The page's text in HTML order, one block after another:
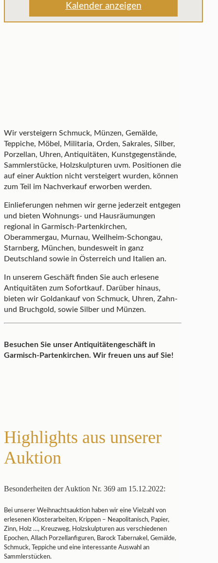
Kalender anzeigen
Wir versteigern Schmuck, Münzen, Gemälde,
Teppiche, Möbel, Militaria, Orden, Sakrales, Silber,
Porzellan, Uhren, Antiquitäten, Kunstgegenstände,
Sammlerstücke, Holzskulpturen uvm. Positionen die
auf einer Auktion nicht versteigert wurden, können
zum Teil im Nachverkauf erworben werden.
Einlieferungen nehmen wir gerne jederzeit entgegen
und bieten Wohnungs- und Hausräumungen
regional in Garmisch-Partenkirchen,
Oberammergau, Murnau, Weilheim-Schongau,
Starnberg, München, bundesweit in ganz
Deutschland sowie in Österreich und Italien an.
In unserem Geschäft finden Sie auch erlesene
Antiquitäten zum Sofortkauf. Darüber hinaus,
bieten wir Goldankauf von Schmuck, Uhren, Zahn-
und Bruchgold, sowie Silber und Münzen.
Besuchen Sie unser Antiquitätengeschäft in
Garmisch-Partenkirchen. Wir freuen uns auf Sie!
Highlights aus unserer
Auktion
Besonderheiten der Auktion Nr. 369 am 15.12.2022:
Bei unserer Weihnachtsauktion haben wir eine Vielzahl von
erlesenen Klosterarbeiten, Krippen – Neapolitanisch, Papier,
Zinn, Holz …, Kreuzweg, Holzskulpturen aus verschiedenen
Epochen, Allach Porzellanfiguren, Barock Tabernakel, Gemälde,
Schmuck, Teppiche und eine interessante Auswahl an
Sammlerstücken.